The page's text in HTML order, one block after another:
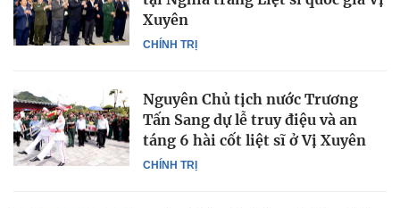
CHÍNH TRỊ
Xuyên
CHÍNH TRỊ
Nguyên Chủ tịch nước Trương
Tấn Sang dự lễ truy điệu và an
táng 6 hài cốt liệt sĩ ở Vị Xuyên